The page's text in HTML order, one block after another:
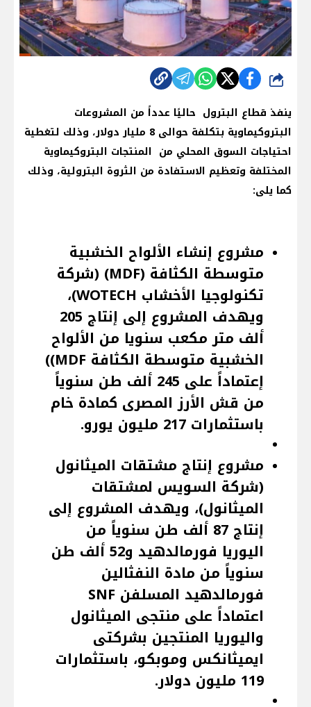
شارك
ينفذ قطاع البترول حاليًا عدداً من المشروعات
البتروكيماوية بتكلفة حوالى 8 مليار دولار، وذلك لتغطية
احتياجات السوق المحلي من المنتجات البتروكيماوية
المختلفة وتعظيم الاستفادة من الثروة البترولية، وذلك
كما يلى:
مشروع إنشاء الألواح الخشبية
متوسطة الكثافة (MDF) (شركة
تكنولوجيا الأخشاب WOTECH)،
ويهدف المشروع إلى إنتاج 205
ألف متر مكعب سنويا من الألواح
الخشبية متوسطة الكثافة MDF))
إعتماداً على 245 ألف طن سنوياً
من قش الأرز المصرى كمادة خام
باستثمارات 217 مليون يورو.
مشروع إنتاج مشتقات الميثانول
(شركة السويس لمشتقات
الميثانول)، ويهدف المشروع إلى
إنتاج 87 ألف طن سنوياً من
اليوريا فورمالدهيد و52 ألف طن
سنوياً من مادة النفثالين
فورمالدهيد المسلفن SNF
اعتماداً على منتجى الميثانول
واليوريا المنتجين بشركتى
ايميثانكس وموبكو، باستثمارات
119 مليون دولار.